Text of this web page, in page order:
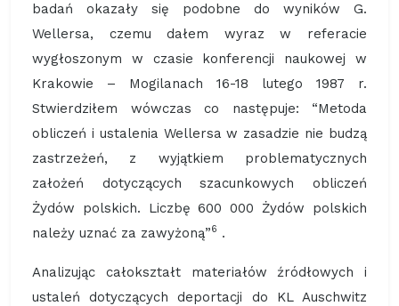
badań okazały się podobne do wyników G.
Wellersa, czemu dałem wyraz w referacie
wygłoszonym w czasie konferencji naukowej w
Krakowie – Mogilanach 16-18 lutego 1987 r.
Stwierdziłem wówczas co następuje: “Metoda
obliczeń i ustalenia Wellersa w zasadzie nie budzą
zastrzeżeń, z wyjątkiem problematycznych
założeń dotyczących szacunkowych obliczeń
Żydów polskich. Liczbę 600 000 Żydów polskich
należy uznać za zawyżoną”6 .
Analizując całokształt materiałów źródłowych i
ustaleń dotyczących deportacji do KL Auschwitz